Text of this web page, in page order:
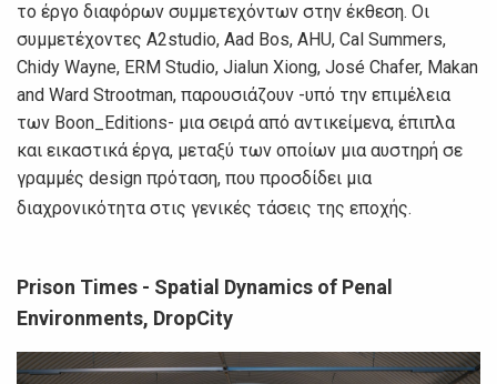
το έργο διαφόρων συμμετεχόντων στην έκθεση. Οι
συμμετέχοντες A2studio, Aad Bos, AHU, Cal Summers,
Chidy Wayne, ERM Studio, Jialun Xiong, José Chafer, Makan
and Ward Strootman, παρουσιάζουν -υπό την επιμέλεια
των Boon_Editions- μια σειρά από αντικείμενα, έπιπλα
και εικαστικά έργα, μεταξύ των οποίων μια αυστηρή σε
γραμμές design πρόταση, που προσδίδει μια
διαχρονικότητα στις γενικές τάσεις της εποχής.
Prison Times - Spatial Dynamics of Penal
Environments, DropCity